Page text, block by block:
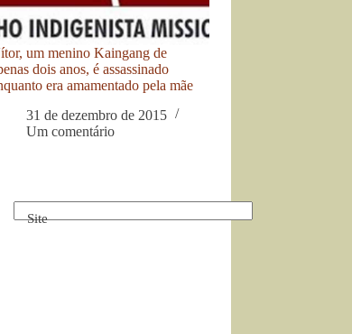
um menino Kaingang de
dois anos, é assassinado
era amamentado pela mãe
31 de dezembro de 2015
Um comentário
Site